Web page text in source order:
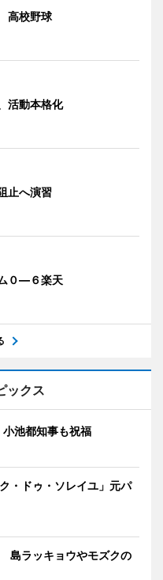
高校野球
活動本格化
止へ演習
０―６楽天
ックス
池都知事も祝福
・ドゥ・ソレイユ」元パ
島ラッキョウやモズクの